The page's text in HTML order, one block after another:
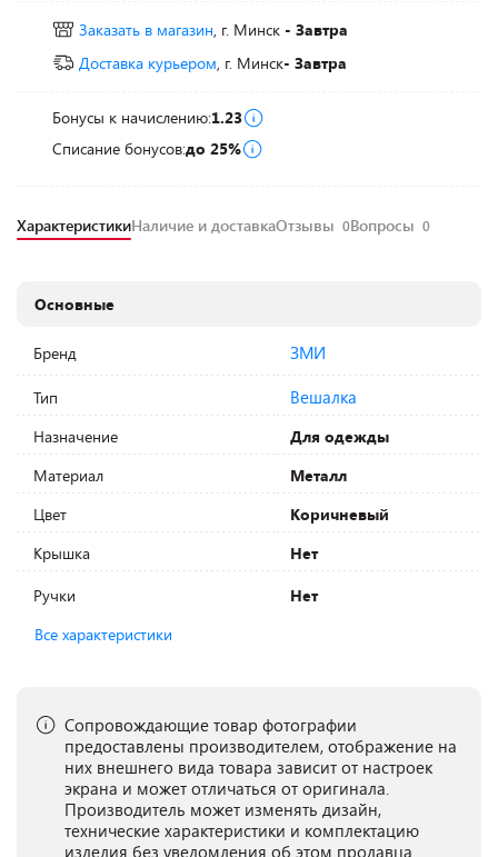
Заказать в магазин, г. Минск - Завтра
Доставка курьером, г. Минск- Завтра
Бонусы к начислению:1.23
Списание бонусов:до 25%
ХарактеристикиНаличие и доставкаОтзывы 0Вопросы 0
Основные
Бренд ЗМИ
Тип Вешалка
Назначение
Для одежды
Материал
Металл
Цвет
Коричневый
Крышка
Нет
Ручки
Нет
Все характеристики
Сопровождающие товар фотографии
предоставлены производителем, отображение на
них внешнего вида товара зависит от настроек
экрана и может отличаться от оригинала.
Производитель может изменять дизайн,
технические характеристики и комплектацию
изделия без уведомления об этом продавца.